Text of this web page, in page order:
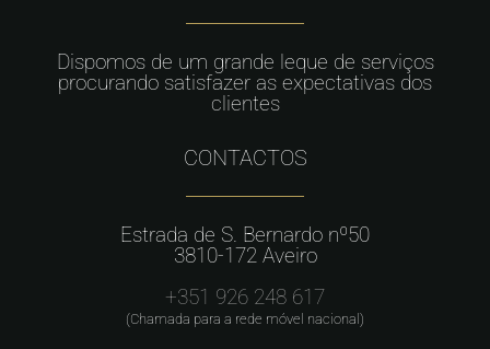
Dispomos de um grande leque de serviços
procurando satisfazer as expectativas dos
clientes
CONTACTOS
Estrada de S. Bernardo nº50
3810-172 Aveiro
+351 926 248 617
(Chamada para a rede móvel nacional)